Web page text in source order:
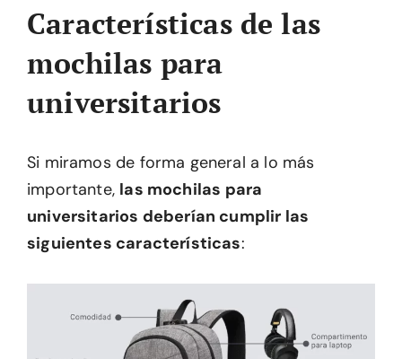
Características de las
mochilas para
universitarios
Si miramos de forma general a lo más
importante, las mochilas para
universitarios deberían cumplir las
siguientes características: